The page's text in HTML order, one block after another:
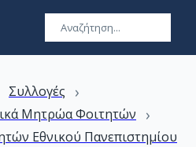
Συλλογές ›
Μητρώα Φοιτητών ›
Εθνικού Πανεπιστημίου